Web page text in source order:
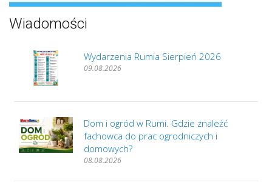
Wiadomości
Wydarzenia Rumia Sierpień 2026
09.08.2026
Dom i ogród w Rumi. Gdzie znaleźć
fachowca do prac ogrodniczych i
domowych?
08.08.2026